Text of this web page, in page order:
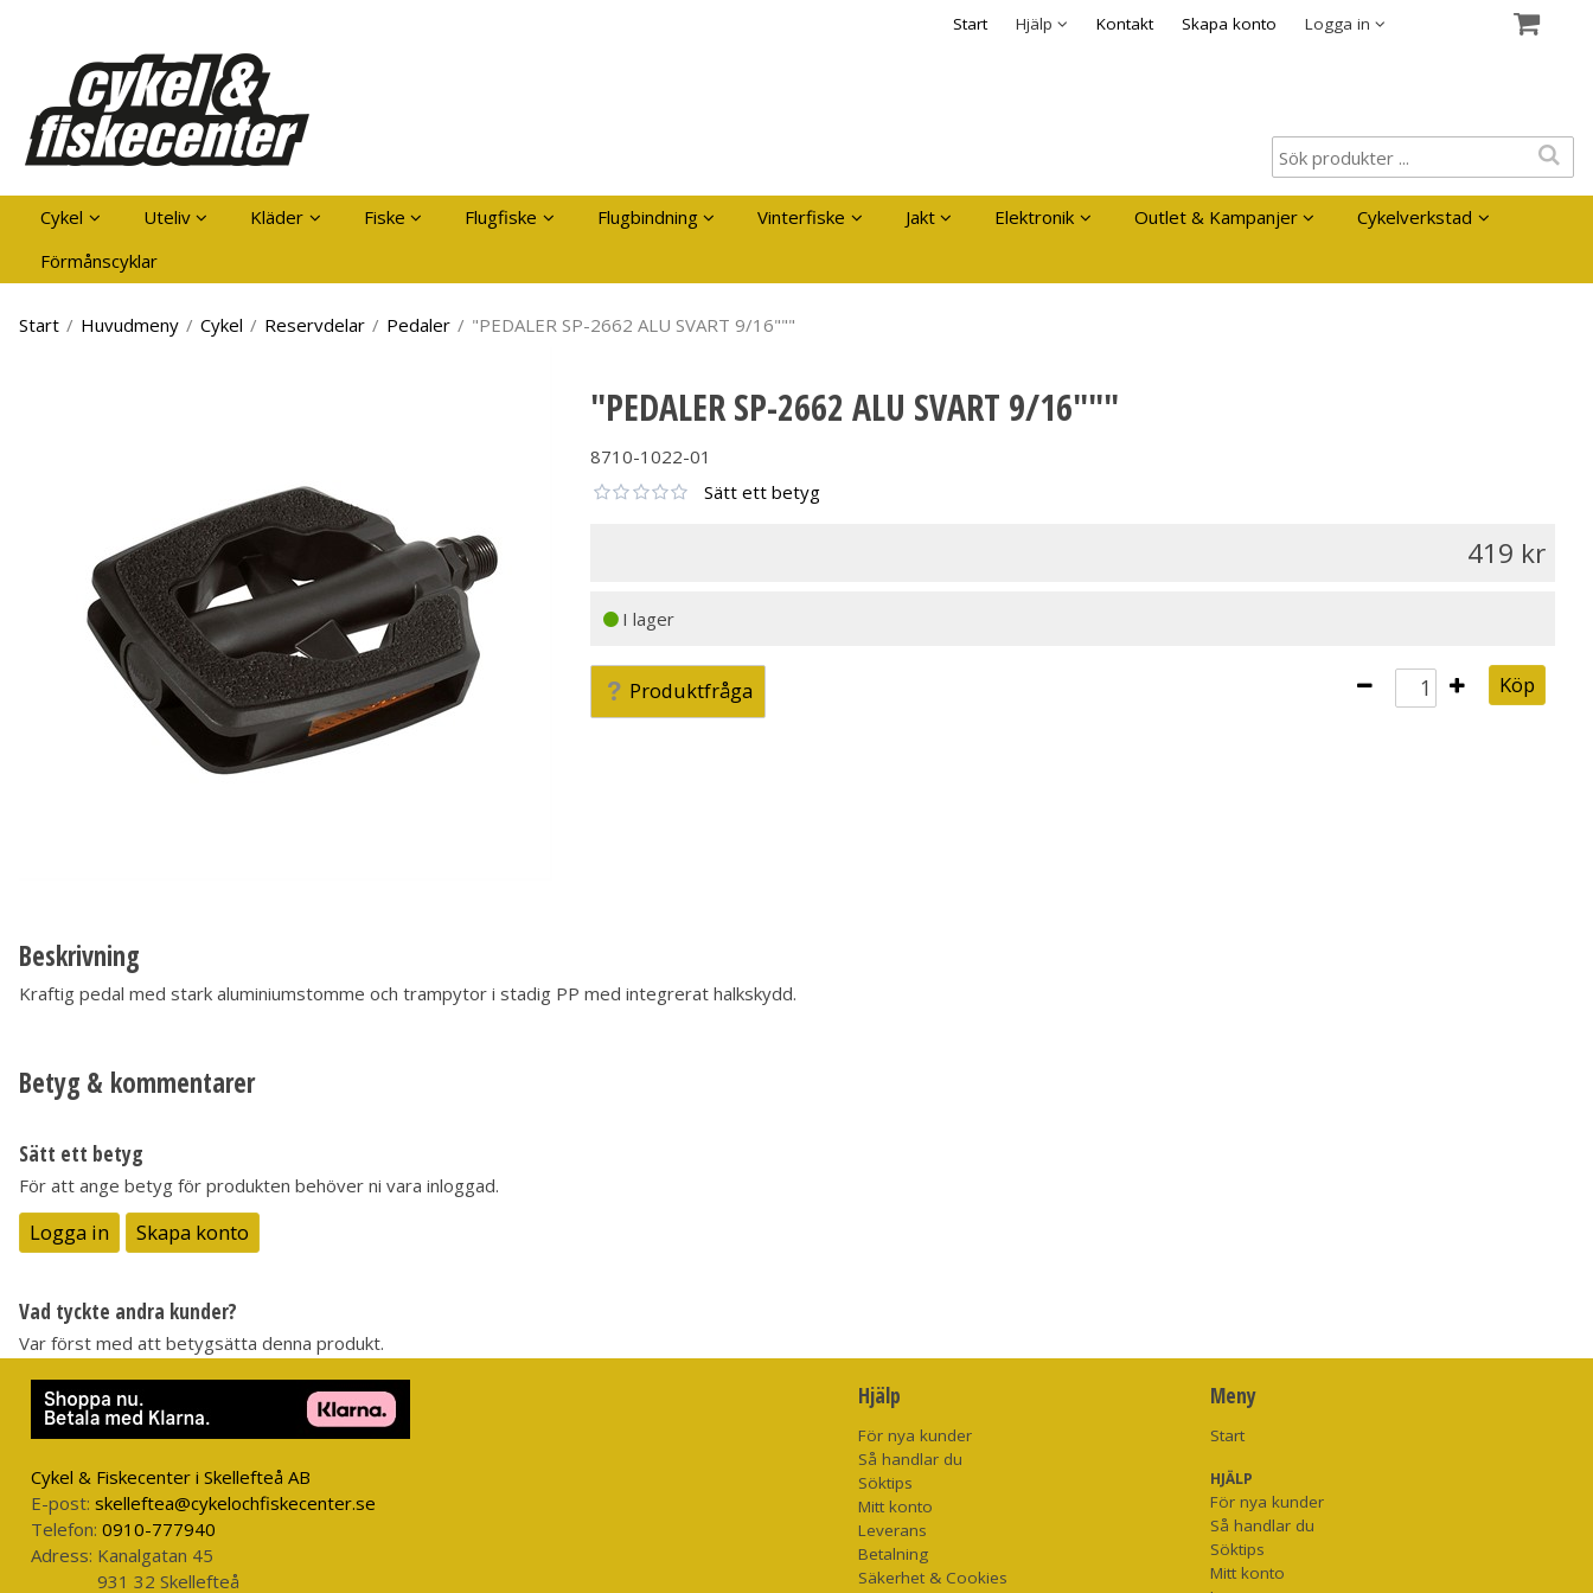
Start Hjälp
Säkerhet & Cookies Kontakt Skapa konto Logga in
Kom ihåg mig
Cykel Uteliv Kläder Fiske Flugfiske Flugbindning Vinterfiske Jakt Elektronik Outlet & Kampanjer
Cykelverkstad
Förmånscyklar
Start / Huvudmeny / Cykel / Reservdelar / Pedaler / "PEDALER SP-2662 ALU SVART 9/16"""
"PEDALER SP-2662 ALU SVART 9/16"""
8710-1022-01
Sätt ett betyg
419
I lager
Produktfråga Köp
Beskrivning
Kraftig pedal med stark aluminiumstomme och trampytor i stadig PP med integrerat halkskydd.
Betyg & kommentarer
Sätt ett betyg
För att ange betyg för produkten behöver ni vara inloggad.
Logga in Skapa konto
Vad tyckte andra kunder?
Var först med att betygsätta denna produkt.
Cykel & Fiskecenter i Skellefteå AB
E-post: skelleftea@cykelochfiskecenter.se
Telefon: 0910-777940
Adress: Kanalgatan 45
931 32 Skellefteå
Hjälp
För nya kunder
Så handlar du
Söktips
Mitt konto
Leverans
Betalning
Säkerhet & Cookies
Meny
Start
HJÄLP
För nya kunder
Så handlar du
Söktips
Mitt konto